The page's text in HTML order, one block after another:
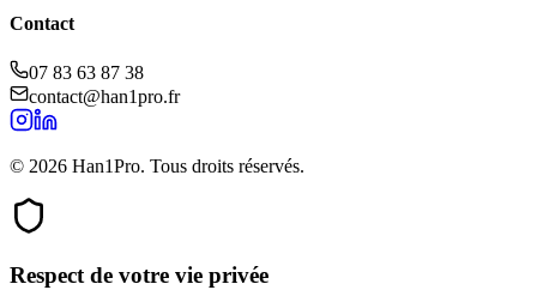
Contact
07 83 63 87 38
contact@han1pro.fr
© 2026 Han1Pro. Tous droits réservés.
Respect de votre vie privée